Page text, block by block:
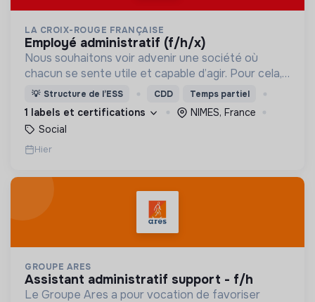
LA CROIX-ROUGE FRANÇAISE
employé administratif (f/h/x)
Nous souhaitons voir advenir une société où
chacun se sente utile et capable d’agir. Pour cela,
nous proposons des moyens et des lieux
d’engagement innovants et adaptés à tous.
💡 Structure de l’ESS CDD Temps partiel
1 labels et certifications
NIMES, France
Social
Hier
GROUPE ARES
assistant administratif support - f/h
Le Groupe Ares a pour vocation de favoriser